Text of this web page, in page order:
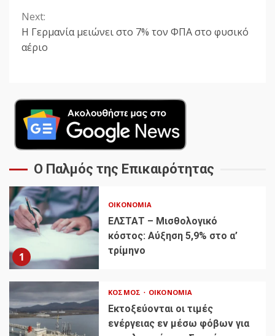
Next:
Η Γερμανία μειώνει στο 7% τον ΦΠΑ στο φυσικό
αέριο
Ο Παλμός της Επικαιρότητας
1
ΟΙΚΟΝΟΜΊΑ
ΕΛΣΤΑΤ – Μισθολογικό
κόστος: Αύξηση 5,9% στο α’
τρίμηνο
ΚΌΣΜΟΣ ΟΙΚΟΝΟΜΊΑ
Εκτοξεύονται οι τιμές
ενέργειας εν μέσω φόβων για